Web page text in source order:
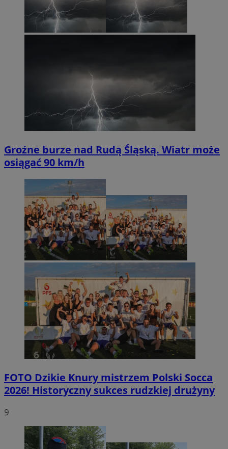
Groźne burze nad Rudą Śląską. Wiatr może
osiągać 90 km/h
FOTO Dzikie Knury mistrzem Polski Socca
2026! Historyczny sukces rudzkiej drużyny
9